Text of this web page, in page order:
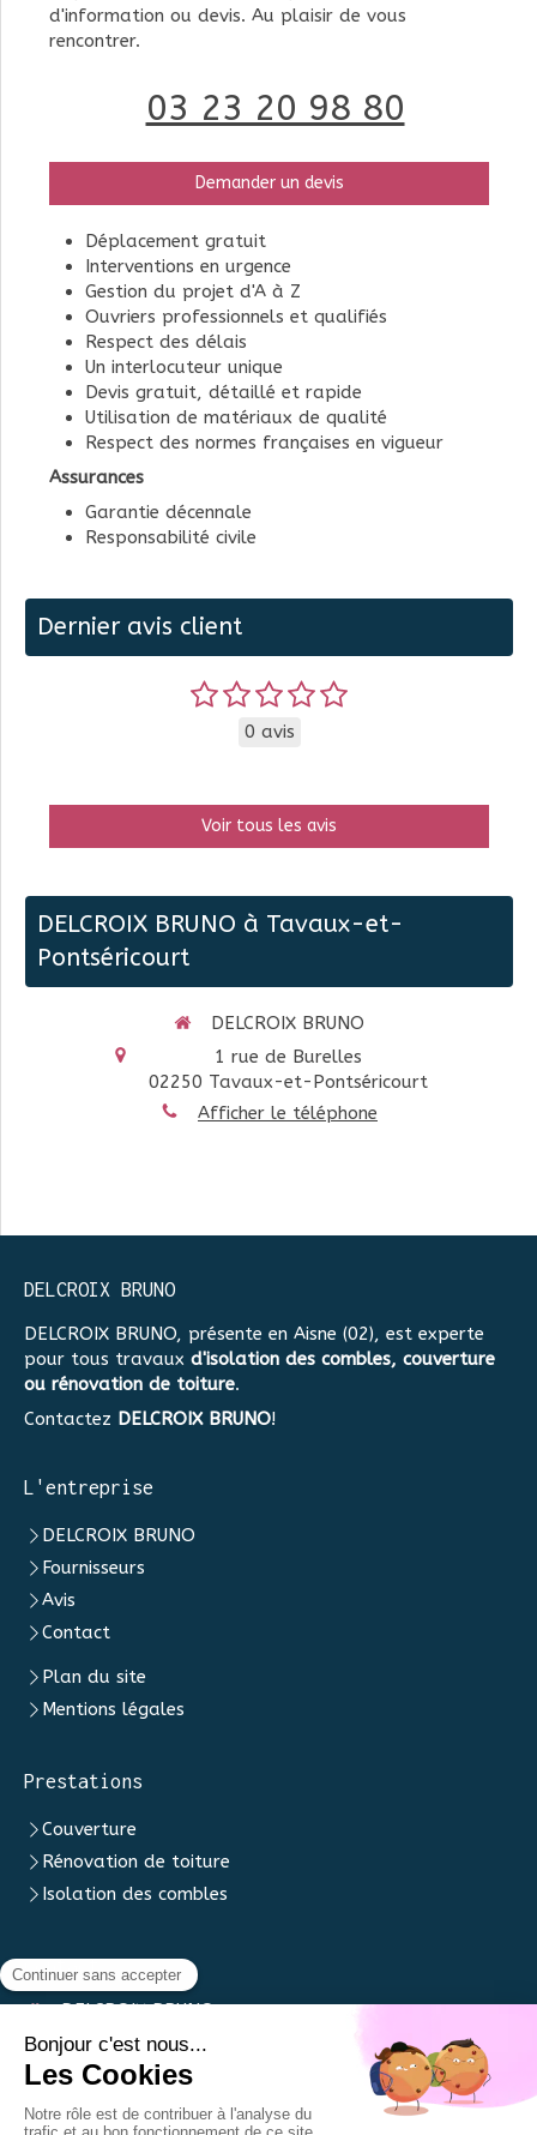
d'information ou devis. Au plaisir de vous
rencontrer.
03 23 20 98 80
Demander un devis
Déplacement gratuit
Interventions en urgence
Gestion du projet d'A à Z
Ouvriers professionnels et qualifiés
Respect des délais
Un interlocuteur unique
Devis gratuit, détaillé et rapide
Utilisation de matériaux de qualité
Respect des normes françaises en vigueur
Assurances
Garantie décennale
Responsabilité civile
Dernier avis client
0 avis
Voir tous les avis
DELCROIX BRUNO à Tavaux-et-
Pontséricourt
DELCROIX BRUNO
1 rue de Burelles
02250 Tavaux-et-Pontséricourt
Afficher le téléphone
DELCROIX BRUNO
DELCROIX BRUNO, présente en Aisne (02), est experte
pour tous travaux d'isolation des combles, couverture
ou rénovation de toiture.
Contactez DELCROIX BRUNO!
L'entreprise
DELCROIX BRUNO
Fournisseurs
Avis
Contact
Plan du site
Mentions légales
Prestations
Couverture
Rénovation de toiture
Isolation des combles
Contact
DELCROIX BRUNO
1 rue de Burelles
02250 Tavaux-et-Pontséricourt